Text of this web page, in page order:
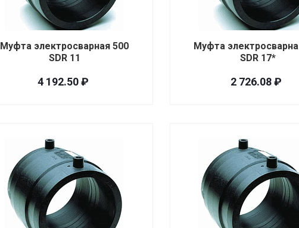
Муфта электросварная 500
SDR 11
4 192.50 ₽
Муфта
SDR 17*
2 726.08 ₽